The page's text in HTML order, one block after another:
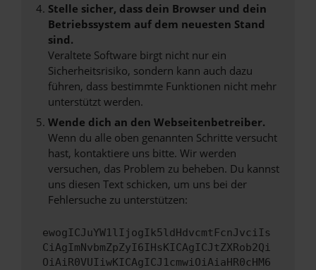
Stelle sicher, dass dein Browser und dein
Betriebssystem auf dem neuesten Stand
sind.
Veraltete Software birgt nicht nur ein
Sicherheitsrisiko, sondern kann auch dazu
führen, dass bestimmte Funktionen nicht mehr
unterstützt werden.
Wende dich an den Webseitenbetreiber.
Wenn du alle oben genannten Schritte versucht
hast, kontaktiere uns bitte. Wir werden
versuchen, das Problem zu beheben. Du kannst
uns diesen Text schicken, um uns bei der
Fehlersuche zu unterstützen:
ewogICJuYW1lIjogIk5ldHdvcmtFcnJvciIs
CiAgImNvbmZpZyI6IHsKICAgICJtZXRob2Qi
OiAiR0VUIiwKICAgICJ1cmwiOiAiaHR0cHM6